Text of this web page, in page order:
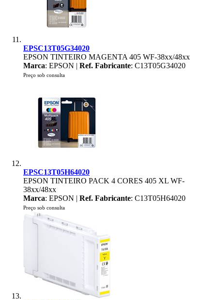
EPSC13T05G34020
EPSON TINTEIRO MAGENTA 405 WF-38xx/48xx
Marca: EPSON | Ref. Fabricante: C13T05G34020
Preço sob consulta
EPSC13T05H64020
EPSON TINTEIRO PACK 4 CORES 405 XL WF-
38xx/48xx
Marca: EPSON | Ref. Fabricante: C13T05H64020
Preço sob consulta